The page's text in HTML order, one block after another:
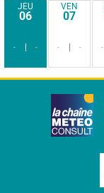
JEU
06
- -
VEN
07
- - -